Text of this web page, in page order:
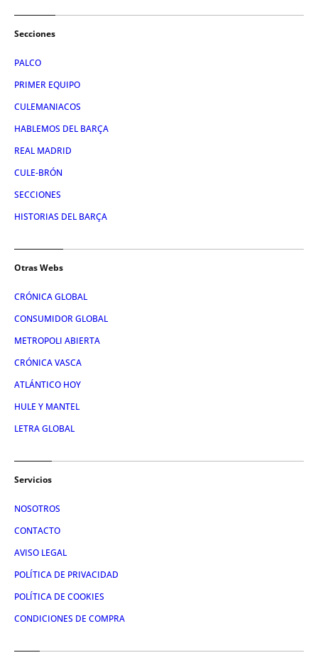
Secciones
PALCO
PRIMER EQUIPO
CULEMANIACOS
HABLEMOS DEL BARÇA
REAL MADRID
CULE-BRÓN
SECCIONES
HISTORIAS DEL BARÇA
Otras Webs
CRÓNICA GLOBAL
CONSUMIDOR GLOBAL
METROPOLI ABIERTA
CRÓNICA VASCA
ATLÁNTICO HOY
HULE Y MANTEL
LETRA GLOBAL
Servicios
NOSOTROS
CONTACTO
AVISO LEGAL
POLÍTICA DE PRIVACIDAD
POLÍTICA DE COOKIES
CONDICIONES DE COMPRA